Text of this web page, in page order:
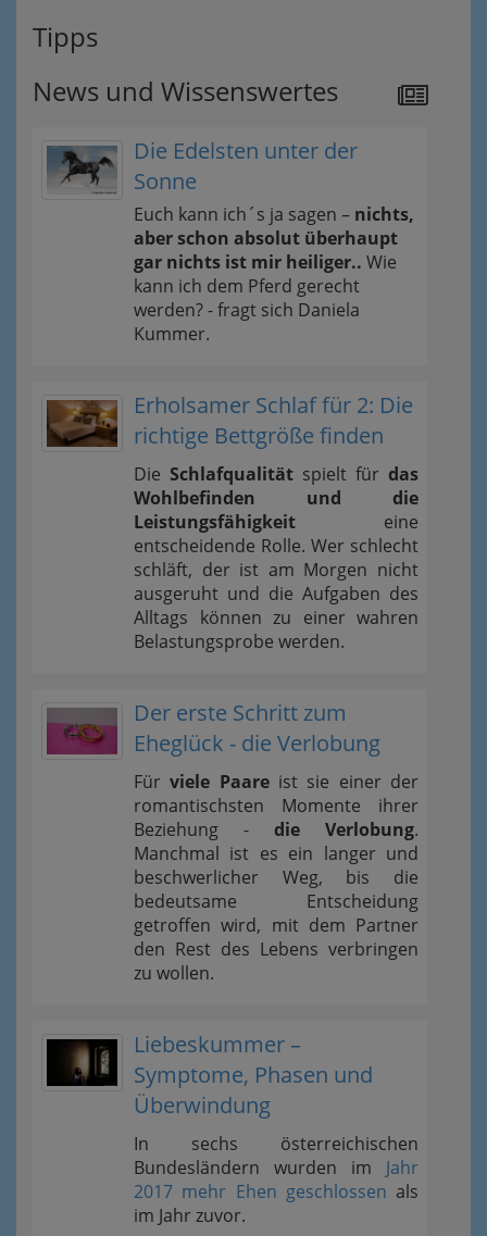
Tipps
News und Wissenswertes
Die Edelsten unter der
Sonne
Euch kann ich´s ja sagen – nichts,
aber schon absolut überhaupt
gar nichts ist mir heiliger.. Wie
kann ich dem Pferd gerecht
werden? - fragt sich Daniela
Kummer.
Erholsamer Schlaf für 2: Die
richtige Bettgröße finden
Die Schlafqualität spielt für das
Wohlbefinden und die
Leistungsfähigkeit eine
entscheidende Rolle. Wer schlecht
schläft, der ist am Morgen nicht
ausgeruht und die Aufgaben des
Alltags können zu einer wahren
Belastungsprobe werden.
Der erste Schritt zum
Eheglück - die Verlobung
Fürviele Paareist sie einer der
romantischsten Momente ihrer
Beziehung - die Verlobung.
Manchmal ist es ein langer und
beschwerlicher Weg, bis die
bedeutsame Entscheidung
getroffen wird, mit dem Partner
den Rest des Lebens verbringen
zu wollen.
Liebeskummer –
Symptome, Phasen und
Überwindung
In sechs österreichischen
Bundesländern wurden im Jahr
2017 mehr Ehen geschlossen als
im Jahr zuvor.